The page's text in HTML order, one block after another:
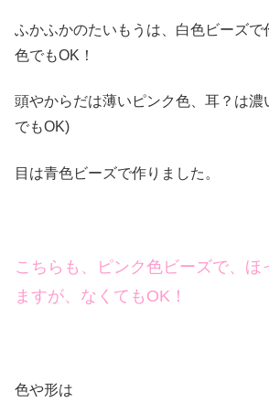
ふかふかのたいもうは、白色ビーズで
色でもOK！
頭やからだは薄いピンク色、耳？は濃
でもOK)
目は青色ビーズで作りました。
こちらも、ピンク色ビーズで、ほ
ますが、なくてもOK！
色や形は